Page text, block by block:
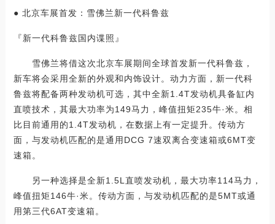
● 北京车展首发：雪佛兰新一代科鲁兹
『新一代科鲁兹国内谍照』
雪佛兰将借这次北京车展期间全球首发新一代科鲁兹，
新车将会采用全新的外观和内饰设计。动力方面，新一代科
鲁兹将配备两种发动机可选，其中全新1.4T发动机具备缸内
直喷技术，其最大功率为149马力，峰值扭矩235牛·米。相
比目前通用的1.4T发动机，在数据上有一定提升。传动方
面，与发动机匹配的是通用DCG 7速双离合变速箱或6MT变
速箱。
另一种选择是全新1.5L直喷发动机，最大功率114马力，
峰值扭矩146牛·米。传动方面，与发动机匹配的是5MT或通
用第三代6AT变速箱。